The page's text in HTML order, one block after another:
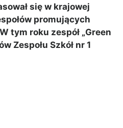
się w krajowej
promujących
tym roku zespół „Green
Zespołu Szkół nr 1